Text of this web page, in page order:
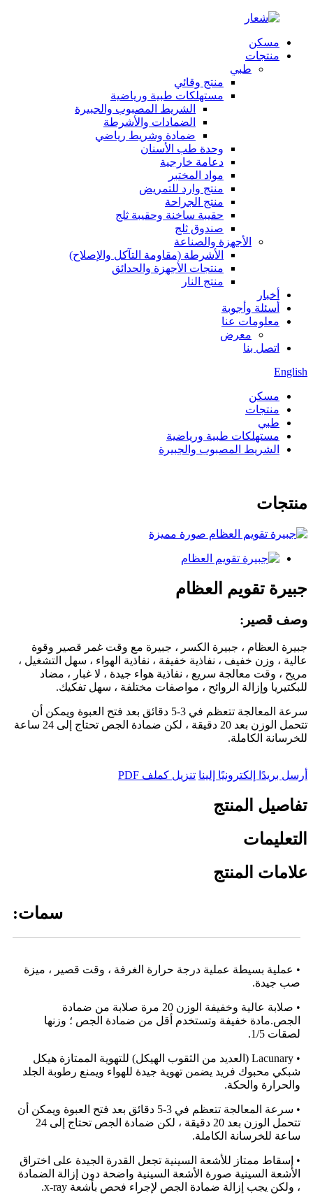
مسكن
منتجات
طبي
منتج وقائي
مستهلكات طبية ورياضية
الشريط المصبوب والجبيرة
الضمادات والأشرطة
ضمادة وشريط رياضي
وحدة طب الأسنان
دعامة خارجية
مواد المختبر
منتج وارد للتمريض
منتج الجراحة
حقيبة ساخنة وحقيبة ثلج
صندوق ثلج
الأجهزة والصناعة
الأشرطة (مقاومة التآكل والإصلاح)
منتجات الأجهزة والحدائق
منتج النار
أخبار
أسئلة وأجوبة
معلومات عنا
معرض
اتصل بنا
English
مسكن
منتجات
طبي
مستهلكات طبية ورياضية
الشريط المصبوب والجبيرة
منتجات
جبيرة تقويم العظام
وصف قصير:
جبيرة العظام ، جبيرة الكسر ، جبيرة مع وقت غمر قصير وقوة
عالية ، وزن خفيف ، نفاذية خفيفة ، نفاذية الهواء ، سهل التشغيل ،
مريح ، وقت معالجة سريع ، نفاذية هواء جيدة ، لا غبار ، مضاد
للبكتيريا وإزالة الروائح ، مواصفات مختلفة ، سهل تفكيك.
سرعة المعالجة تتعظم في 3-5 دقائق بعد فتح العبوة ويمكن أن
تتحمل الوزن بعد 20 دقيقة ، لكن ضمادة الجص تحتاج إلى 24 ساعة
للخرسانة الكاملة.
أرسل بريدًا إلكترونيًا إلينا تنزيل كملف PDF
تفاصيل المنتج
التعليمات
علامات المنتج
سمات:
• عملية بسيطة عملية درجة حرارة الغرفة ، وقت قصير ، ميزة
صب جيدة.
• صلابة عالية وخفيفة الوزن 20 مرة صلابة من ضمادة
الجص.مادة خفيفة وتستخدم أقل من ضمادة الجص ؛ وزنها
لصقات 1/5.
• Lacunary (العديد من الثقوب الهيكل) للتهوية الممتازة هيكل
شبكي محبوك فريد يضمن تهوية جيدة للهواء ويمنع رطوبة الجلد
والحرارة والحكة.
• سرعة المعالجة تتعظم في 3-5 دقائق بعد فتح العبوة ويمكن أن
تتحمل الوزن بعد 20 دقيقة ، لكن ضمادة الجص تحتاج إلى 24
ساعة للخرسانة الكاملة.
• إسقاط ممتاز للأشعة السينية تجعل القدرة الجيدة على اختراق
الأشعة السينية صورة الأشعة السينية واضحة دون إزالة الضمادة
، ولكن يجب إزالة ضمادة الجص لإجراء فحص بأشعة x-ray.